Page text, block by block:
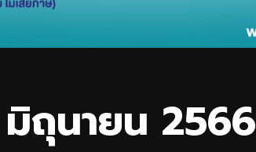
มิถุนายน 2566